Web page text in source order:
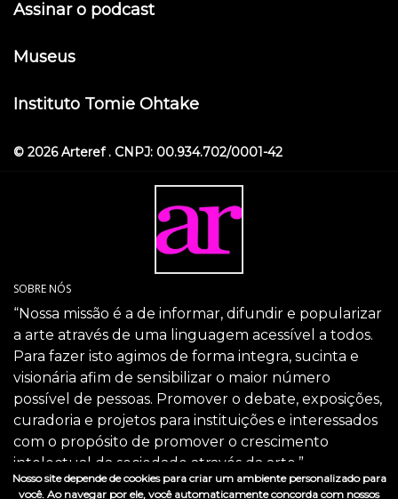
Assinar o podcast
Museus
Instituto Tomie Ohtake
© 2026 Arteref . CNPJ: 00.934.702/0001-42
SOBRE NÓS
“Nossa missão é a de informar, difundir e popularizar
a arte através de uma linguagem acessível a todos.
Para fazer isto agimos de forma integra, sucinta e
visionária afim de sensibilizar o maior número
possível de pessoas. Promover o debate, exposições,
curadoria e projetos para instituições e interessados
com o propósito de promover o crescimento
intelectual da sociedade através da arte.”
SIGA-NOS
Nosso site depende de cookies para criar um ambiente personalizado para
você. Ao navegar por ele, você automaticamente concorda com nossos